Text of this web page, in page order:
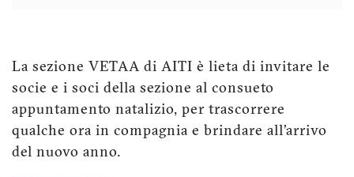
La sezione VETAA di AITI è lieta di invitare le
socie e i soci della sezione al consueto
appuntamento natalizio, per trascorrere
qualche ora in compagnia e brindare all’arrivo
del nuovo anno.